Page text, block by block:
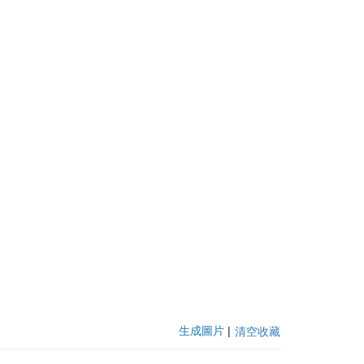
生成圖片 | 清空收藏